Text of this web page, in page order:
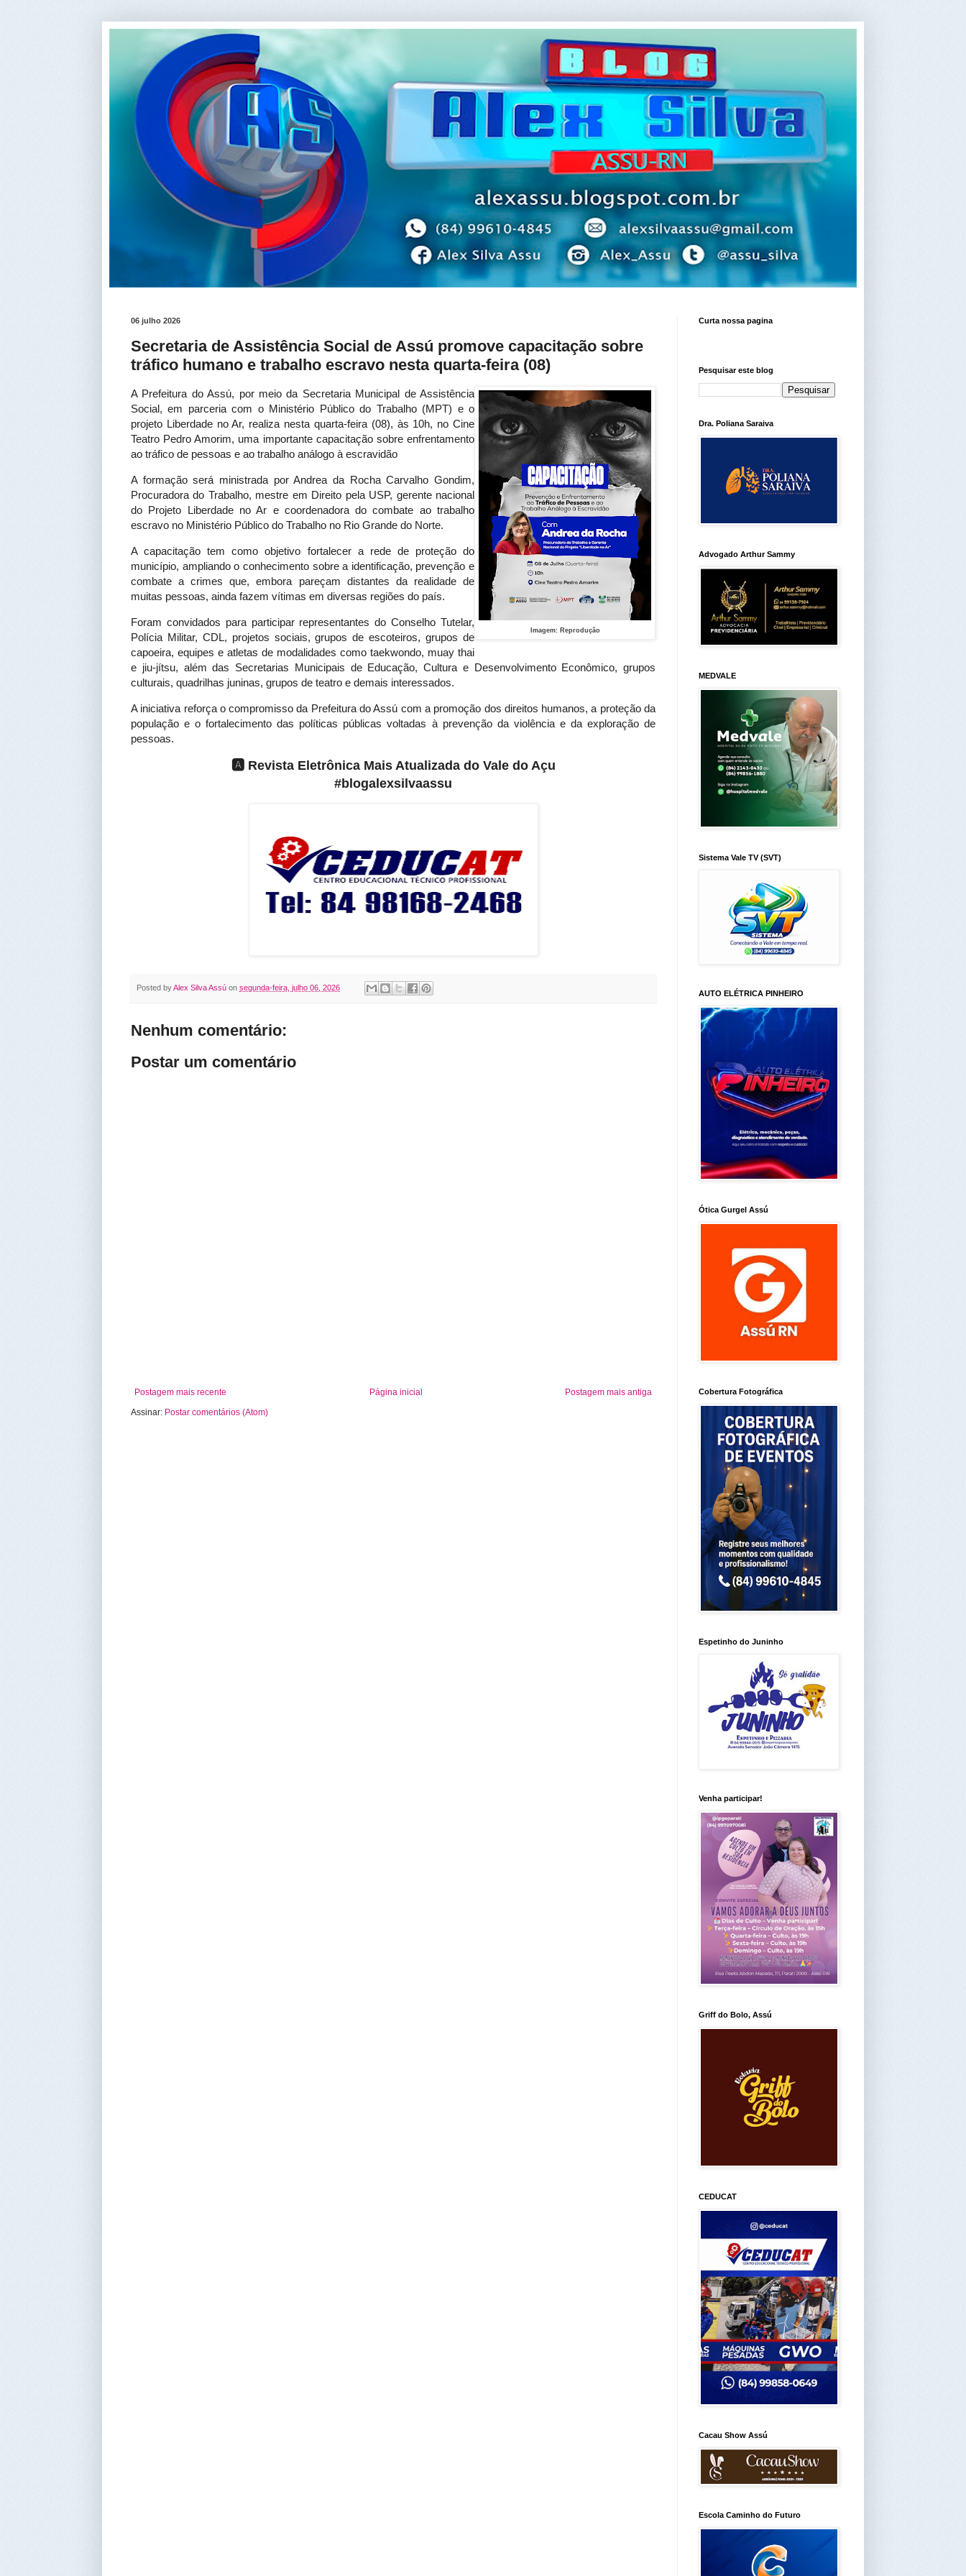
06 julho 2026
Secretaria de Assistência Social de Assú promove capacitação sobre
tráfico humano e trabalho escravo nesta quarta-feira (08)
Imagem: Reprodução
A Prefeitura do Assú, por meio da Secretaria Municipal de Assistência
Social, em parceria com o Ministério Público do Trabalho (MPT) e o
projeto Liberdade no Ar, realiza nesta quarta-feira (08), às 10h, no Cine
Teatro Pedro Amorim, uma importante capacitação sobre enfrentamento
ao tráfico de pessoas e ao trabalho análogo à escravidão
A formação será ministrada por Andrea da Rocha Carvalho Gondim,
Procuradora do Trabalho, mestre em Direito pela USP, gerente nacional
do Projeto Liberdade no Ar e coordenadora do combate ao trabalho
escravo no Ministério Público do Trabalho no Rio Grande do Norte.
A capacitação tem como objetivo fortalecer a rede de proteção do
município, ampliando o conhecimento sobre a identificação, prevenção e
combate a crimes que, embora pareçam distantes da realidade de
muitas pessoas, ainda fazem vítimas em diversas regiões do país.
Foram convidados para participar representantes do Conselho Tutelar,
Polícia Militar, CDL, projetos sociais, grupos de escoteiros, grupos de
capoeira, equipes e atletas de modalidades como taekwondo, muay thai
e jiu-jítsu, além das Secretarias Municipais de Educação, Cultura e Desenvolvimento Econômico, grupos
culturais, quadrilhas juninas, grupos de teatro e demais interessados.
A iniciativa reforça o compromisso da Prefeitura do Assú com a promoção dos direitos humanos, a proteção da
população e o fortalecimento das políticas públicas voltadas à prevenção da violência e da exploração de
pessoas.
🅰️ Revista Eletrônica Mais Atualizada do Vale do Açu
#blogalexsilvaassu
Posted byAlex Silva Assú on segunda-feira, julho 06, 2026
Nenhum comentário:
Postar um comentário
Postagem mais recente Postagem mais antiga
Página inicial
Assinar: Postar comentários (Atom)
Curta nossa pagina
Pesquisar este blog
Dra. Poliana Saraiva
Advogado Arthur Sammy
MEDVALE
Sistema Vale TV (SVT)
AUTO ELÉTRICA PINHEIRO
Ótica Gurgel Assú
Cobertura Fotográfica
Espetinho do Juninho
Venha participar!
Griff do Bolo, Assú
CEDUCAT
Cacau Show Assú
Escola Caminho do Futuro